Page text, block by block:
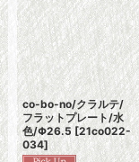
co-bo-no/クラルテ/
フラットプレート/水
色/Φ26.5 [21co022-
034]